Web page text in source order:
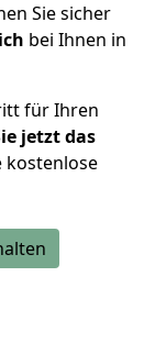
Sie sicher
bei Ihnen in
für Ihren
jetzt das